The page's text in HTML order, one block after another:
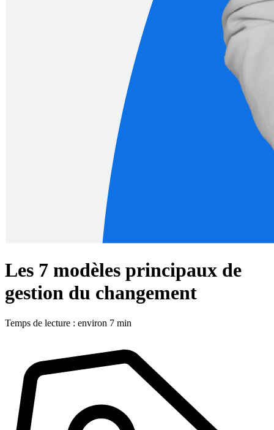
Les 7 modèles principaux de
gestion du changement
Temps de lecture : environ 7 min